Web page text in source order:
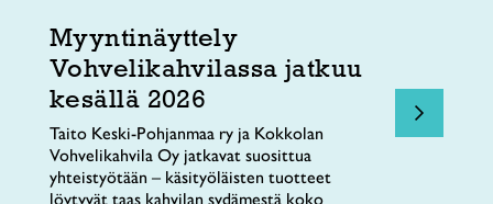
Myyntinäyttely
Vohvelikahvilassa jatkuu
kesällä 2026
Taito Keski-Pohjanmaa ry ja Kokkolan
Vohvelikahvila Oy jatkavat suosittua
yhteistyötään – käsityöläisten tuotteet
löytyvät taas kahvilan sydämestä koko